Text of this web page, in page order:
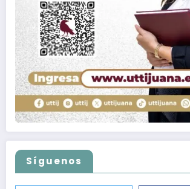
Síguenos